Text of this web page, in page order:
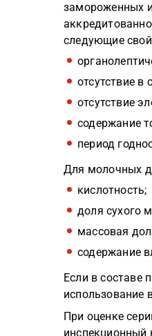
замороженных
следующие
отсутствие в
отсутствие
содержание
период
Для молочных
кислотность;
доля сухого
массовая
содержание
Если в составе
использование
При оценке
инспекционный